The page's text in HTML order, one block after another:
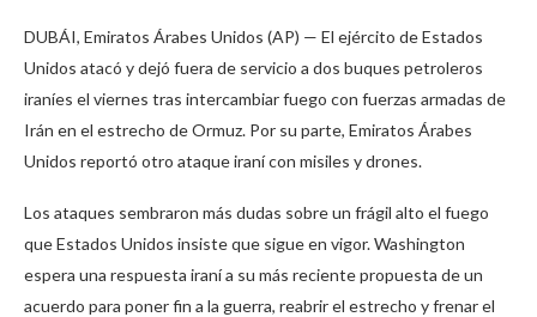
DUBÁI, Emiratos Árabes Unidos (AP) — El ejército de Estados
Unidos atacó y dejó fuera de servicio a dos buques petroleros
iraníes el viernes tras intercambiar fuego con fuerzas armadas de
Irán en el estrecho de Ormuz. Por su parte, Emiratos Árabes
Unidos reportó otro ataque iraní con misiles y drones.
Los ataques sembraron más dudas sobre un frágil alto el fuego
que Estados Unidos insiste que sigue en vigor. Washington
espera una respuesta iraní a su más reciente propuesta de un
acuerdo para poner fin a la guerra, reabrir el estrecho y frenar el